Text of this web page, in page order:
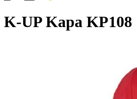
K-UP Kapa KP108